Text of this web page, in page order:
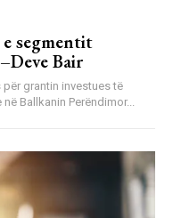
segmentit
Bair
grantin investues të
Ballkanin Perëndimor...